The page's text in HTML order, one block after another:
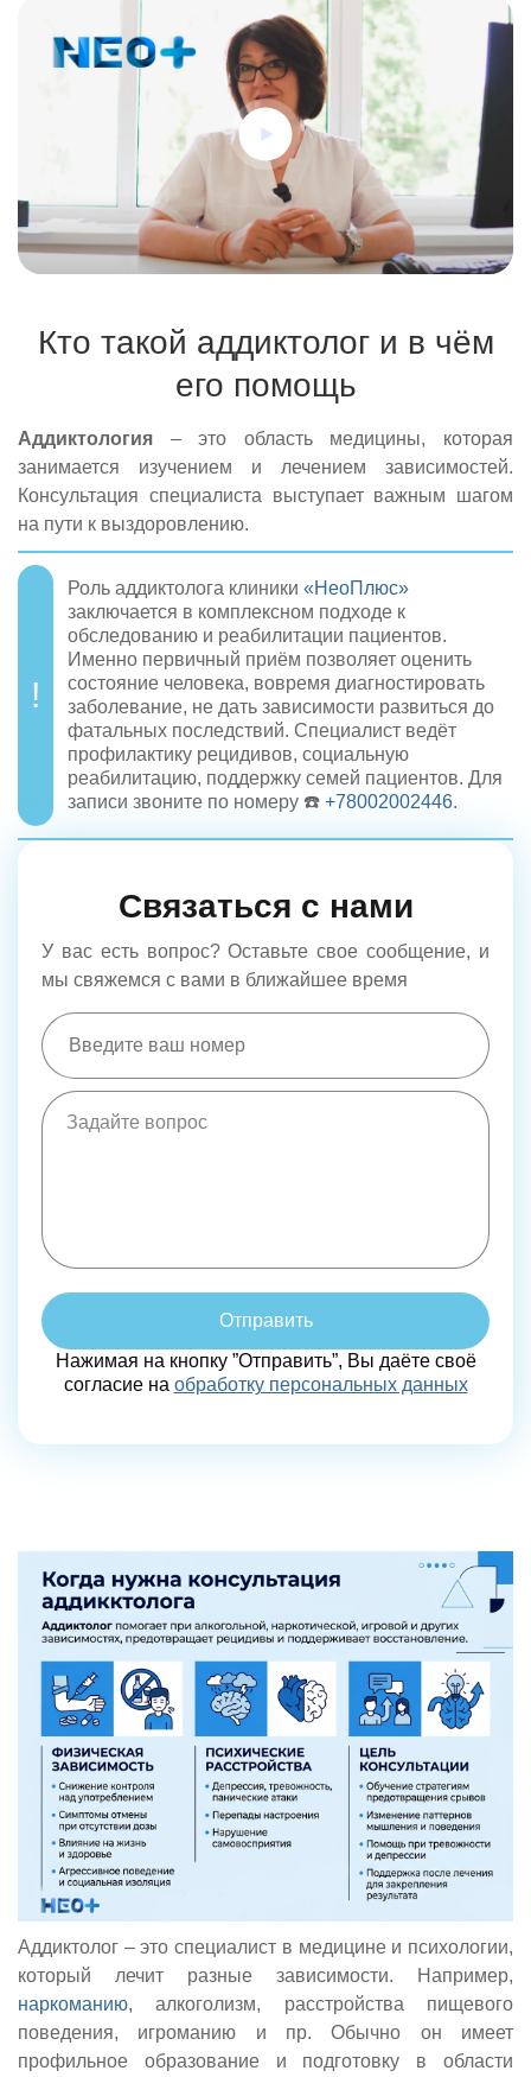
Кто такой аддиктолог и в чём
его помощь
Аддиктология – это область медицины, которая
занимается изучением и лечением зависимостей.
Консультация специалиста выступает важным шагом
на пути к выздоровлению.
Роль аддиктолога клиники «НеоПлюс»
заключается в комплексном подходе к
обследованию и реабилитации пациентов.
Именно первичный приём позволяет оценить
состояние человека, вовремя диагностировать
заболевание, не дать зависимости развиться до
фатальных последствий. Специалист ведёт
профилактику рецидивов, социальную
реабилитацию, поддержку семей пациентов. Для
записи звоните по номеру ☎️ +78002002446.
Связаться с нами
У вас есть вопрос? Оставьте свое сообщение, и
мы свяжемся с вами в ближайшее время
Отправить
Нажимая на кнопку ”Отправить”, Вы даёте своё
согласие на обработку персональных данных
Аддиктолог – это специалист в медицине и психологии,
который лечит разные зависимости. Например,
наркоманию, алкоголизм, расстройства пищевого
поведения, игроманию и пр. Обычно он имеет
профильное образование и подготовку в области